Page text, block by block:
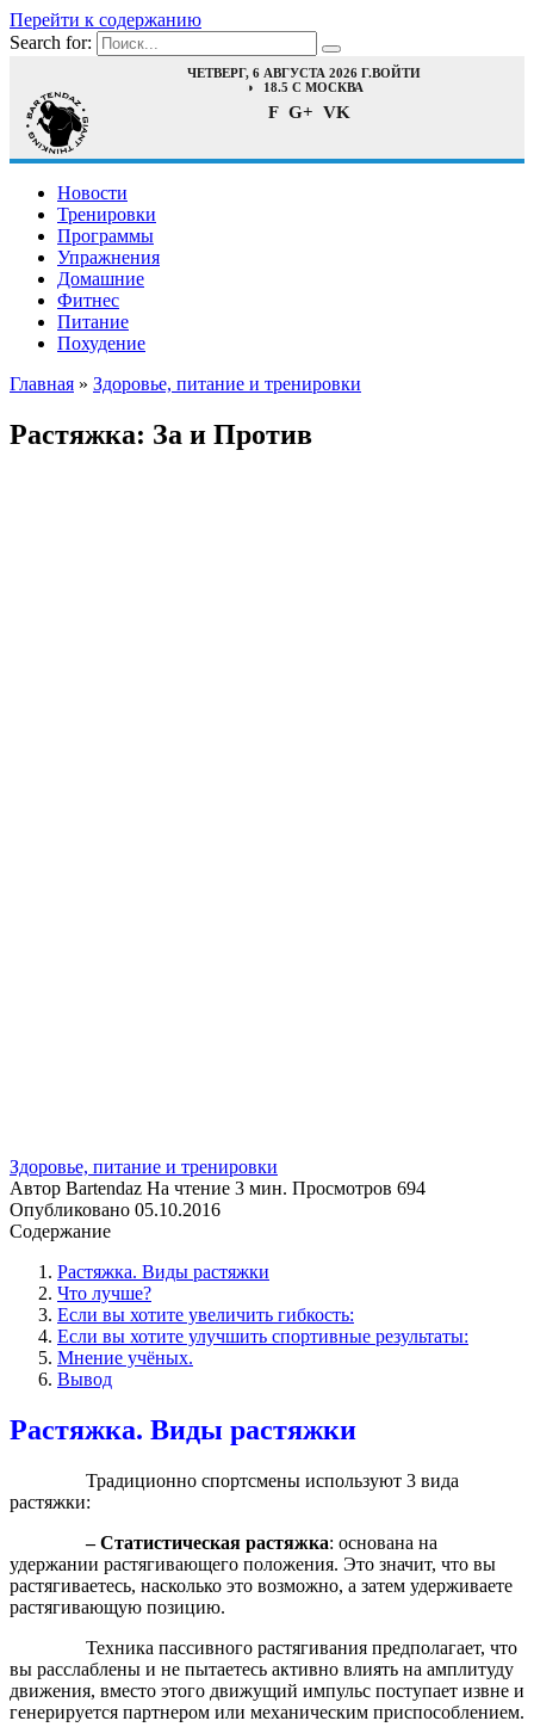
Перейти к содержанию
Search for:
ЧЕТВЕРГ, 6 АВГУСТА 2026 Г.ВОЙТИ
18.5 C МОСКВА
F G+ VK
Новости
Тренировки
Программы
Упражнения
Домашние
Фитнес
Питание
Похудение
Главная » Здоровье, питание и тренировки
Растяжка: За и Против
Здоровье, питание и тренировки
Автор Bartendaz На чтение 3 мин. Просмотров 694
Опубликовано 05.10.2016
Содержание
Растяжка. Виды растяжки
Что лучше?
Если вы хотите увеличить гибкость:
Если вы хотите улучшить спортивные результаты:
Мнение учёных.
Вывод
Растяжка. Виды растяжки
Традиционно спортсмены используют 3 вида
растяжки:
– Статистическая растяжка: основана на
удержании растягивающего положения. Это значит, что вы
растягиваетесь, насколько это возможно, а затем удерживаете
растягивающую позицию.
Техника пассивного растягивания предполагает, что
вы расслаблены и не пытаетесь активно влиять на амплитуду
движения, вместо этого движущий импульс поступает извне и
генерируется партнером или механическим приспособлением.